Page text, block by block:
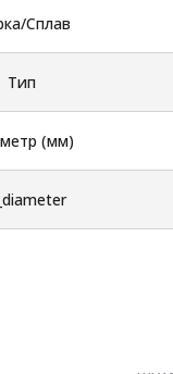
Сплав
Тип
(мм)